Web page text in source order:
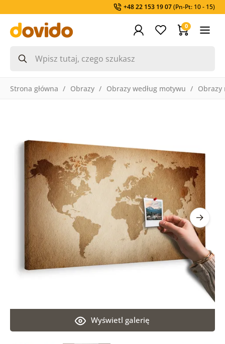
+48 22 153 19 07(Pn-Pt: 10 - 15)
0
Strona główna Obrazy Obrazy według motywu Obrazy
Wyświetl galerię